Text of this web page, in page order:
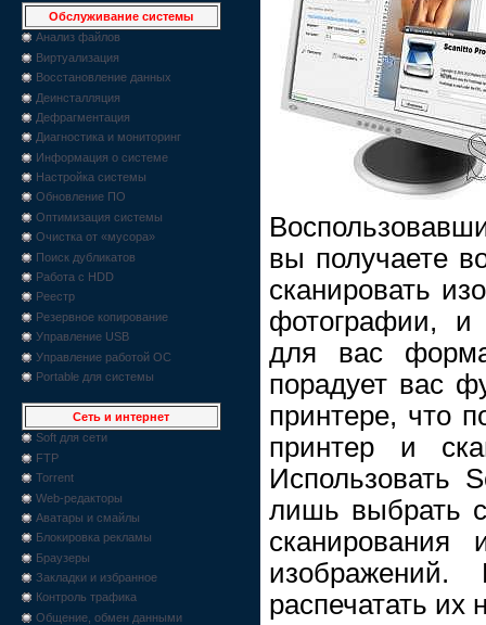
Обслуживание системы
Анализ файлов
Виртуализация
Восстановление данных
Деинсталляция
Дефрагментация
Диагностика и мониторинг
Информация о системе
Настройка системы
Обновление ПО
Оптимизация системы
Очистка от «мусора»
Поиск дубликатов
Работа с HDD
Реестр
Резервное копирование
Управление USB
Управление работой ОС
Portable для системы
Сеть и интернет
Soft для сети
FTP
Torrent
Web-редакторы
Аватары и смайлы
Блокировка рекламы
Браузеры
Закладки и избранное
Контроль трафика
Общение, обмен данными
вы получаете
сканировать
фотографии, и
для вас
порадует вас
принтере, что
принтер и
Использовать
лишь выбрать
сканирования
распечатать их